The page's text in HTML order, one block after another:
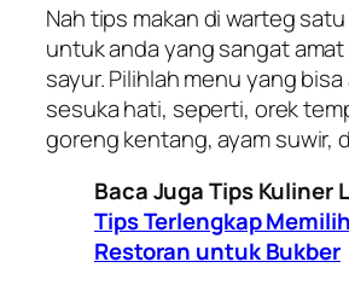
Nah tips makan di warteg
untuk anda yang sangat
sayur. Pilihlah menu yang
sesuka hati, seperti, orek
goreng kentang, ayam suwir,
Baca Juga Tips Kuliner
Tips Terlengkap Memilih
Restoran untuk Bukber